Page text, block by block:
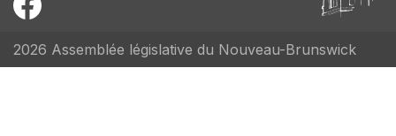
2026 Assemblée législative du Nouveau-Brunswick